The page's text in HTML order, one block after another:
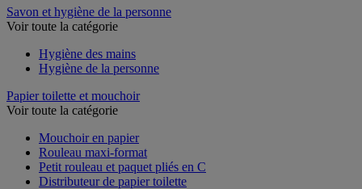
Savon et hygiène de la personne
Voir toute la catégorie
Hygiène des mains
Hygiène de la personne
Papier toilette et mouchoir
Voir toute la catégorie
Mouchoir en papier
Rouleau maxi-format
Petit rouleau et paquet pliés en C
Distributeur de papier toilette